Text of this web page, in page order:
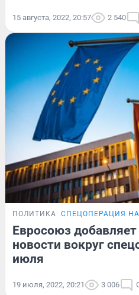
15 августа, 2022, 20:57 2 540
ПОЛИТИКА СПЕЦОПЕРАЦИЯ
Евросоюз
новости вокруг
июля
19 июля, 2022, 20:21 3 006